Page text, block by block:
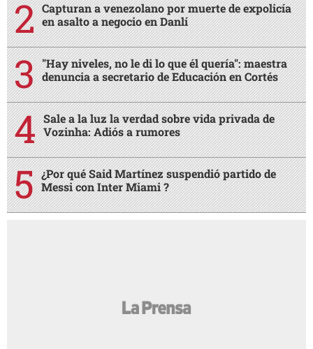
Capturan a venezolano por muerte de expolicía
en asalto a negocio en Danlí
"Hay niveles, no le di lo que él quería": maestra
denuncia a secretario de Educación en Cortés
Sale a la luz la verdad sobre vida privada de
Vozinha: Adiós a rumores
¿Por qué Said Martínez suspendió partido de
Messi con Inter Miami ?